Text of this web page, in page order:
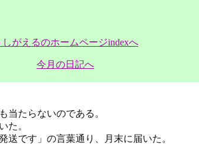
しがえるのホームページindexへ
今月の日記へ
たらないのである。
た。
送です」の言葉通り、月末に届いた。